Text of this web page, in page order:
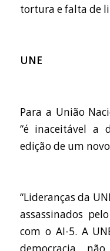
tortura e falta de
UNE
Para a União
“é inaceitável a
edição de um novo
“Lideranças da
assassinados
com o AI-5. A